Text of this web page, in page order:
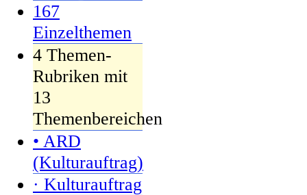
167
Einzelthemen
4 Themen-
Rubriken mit
13
Themenbereichen
• ARD
(Kulturauftrag)
· Kulturauftrag